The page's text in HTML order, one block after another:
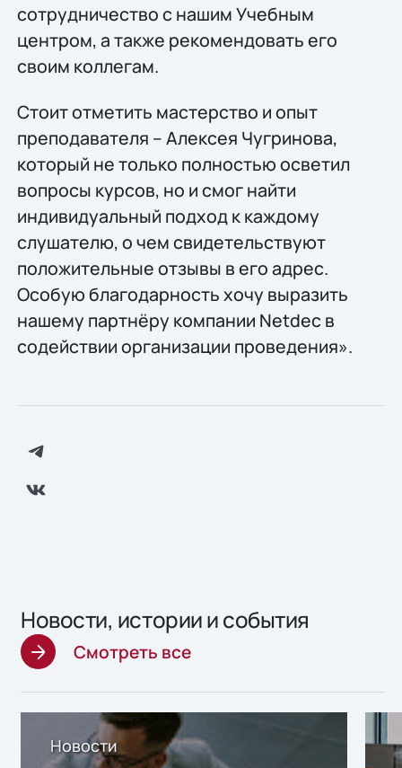
сотрудничество с нашим Учебным
центром, а также рекомендовать его
своим коллегам.
Стоит отметить мастерство и опыт
преподавателя – Алексея Чугринова,
который не только полностью осветил
вопросы курсов, но и смог найти
индивидуальный подход к каждому
слушателю, о чем свидетельствуют
положительные отзывы в его адрес.
Особую благодарность хочу выразить
нашему партнёру компании Netdec в
содействии организации проведения».
Новости, истории и события
Смотреть все
Новости